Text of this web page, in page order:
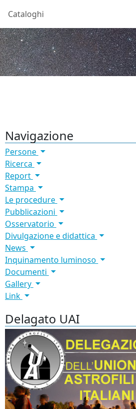
Cataloghi
Navigazione
Persone
Ricerca
Report
Stampa
Le procedure
Pubblicazioni
Osservatorio
Divulgazione e didattica
News
Inquinamento luminoso
Documenti
Gallery
Link
Delagato UAI